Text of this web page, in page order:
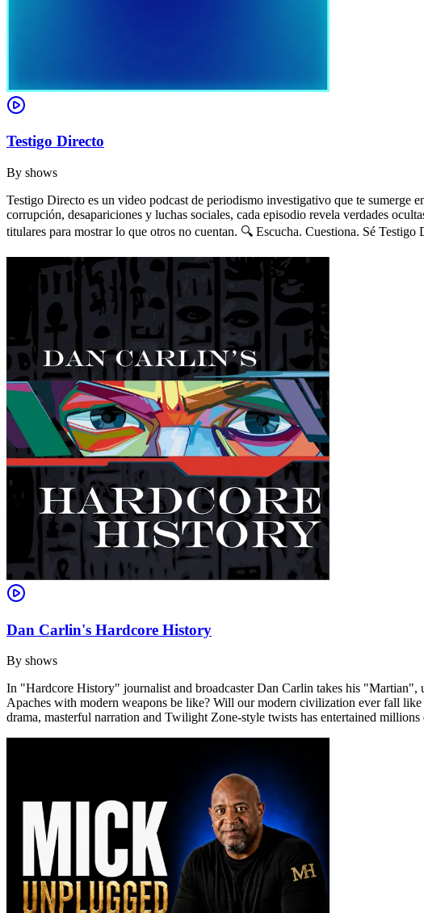
Testigo Directo
By shows
Testigo Directo es un video podcast de periodismo investigativo que te sumerge
corrupción, desapariciones y luchas sociales, cada episodio revela verdades
titulares para mostrar lo que otros no cuentan. 🔍 Escucha. Cuestiona. Sé Testigo
Dan Carlin's Hardcore History
By shows
In "Hardcore History" journalist and broadcaster Dan Carlin takes his
Apaches with modern weapons be like? Will our modern civilization ever fall
drama, masterful narration and Twilight Zone-style twists has entertained millions